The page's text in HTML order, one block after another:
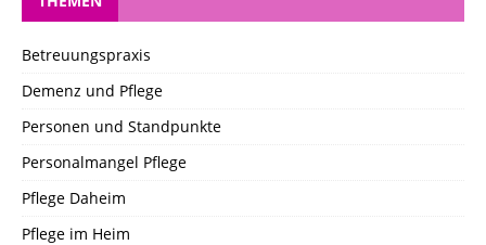
Betreuungspraxis
Demenz und Pflege
Personen und Standpunkte
Personalmangel Pflege
Pflege Daheim
Pflege im Heim